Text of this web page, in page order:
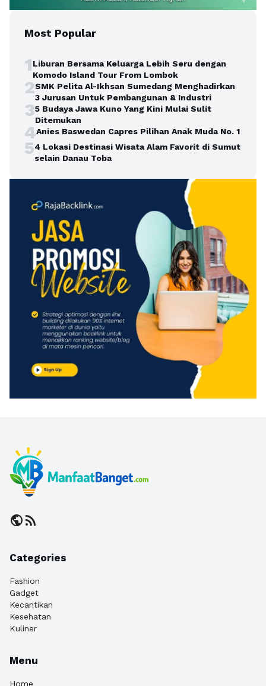
Most Popular
1Liburan Bersama Keluarga Lebih Seru dengan
Komodo Island Tour From Lombok
2SMK Pelita Al-Ikhsan Sumedang Menghadirkan
3 Jurusan Untuk Pembangunan & Industri
35 Budaya Jawa Kuno Yang Kini Mulai Sulit
Ditemukan
4Anies Baswedan Capres Pilihan Anak Muda No. 1
54 Lokasi Destinasi Wisata Alam Favorit di Sumut
selain Danau Toba
publicrss_feed
Categories
Fashion
Gadget
Kecantikan
Kesehatan
Kuliner
Menu
Home